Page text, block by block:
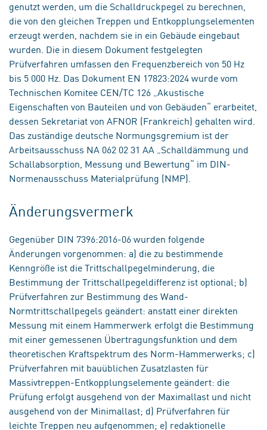
genutzt werden, um die Schalldruckpegel zu berechnen,
die von den gleichen Treppen und Entkopplungselementen
erzeugt werden, nachdem sie in ein Gebäude eingebaut
wurden. Die in diesem Dokument festgelegten
Prüfverfahren umfassen den Frequenzbereich von 50 Hz
bis 5 000 Hz. Das Dokument EN 17823:2024 wurde vom
Technischen Komitee CEN/TC 126 „Akustische
Eigenschaften von Bauteilen und von Gebäuden“ erarbeitet,
dessen Sekretariat von AFNOR (Frankreich) gehalten wird.
Das zuständige deutsche Normungsgremium ist der
Arbeitsausschuss NA 062 02 31 AA „Schalldämmung und
Schallabsorption, Messung und Bewertung“ im DIN-
Normenausschuss Materialprüfung (NMP).
Änderungsvermerk
Gegenüber DIN 7396:2016-06 wurden folgende
Änderungen vorgenommen: a) die zu bestimmende
Kenngröße ist die Trittschallpegelminderung, die
Bestimmung der Trittschallpegeldifferenz ist optional; b)
Prüfverfahren zur Bestimmung des Wand-
Normtrittschallpegels geändert: anstatt einer direkten
Messung mit einem Hammerwerk erfolgt die Bestimmung
mit einer gemessenen Übertragungsfunktion und dem
theoretischen Kraftspektrum des Norm-Hammerwerks; c)
Prüfverfahren mit bauüblichen Zusatzlasten für
Massivtreppen-Entkopplungselemente geändert: die
Prüfung erfolgt ausgehend von der Maximallast und nicht
ausgehend von der Minimallast; d) Prüfverfahren für
leichte Treppen neu aufgenommen; e) redaktionelle